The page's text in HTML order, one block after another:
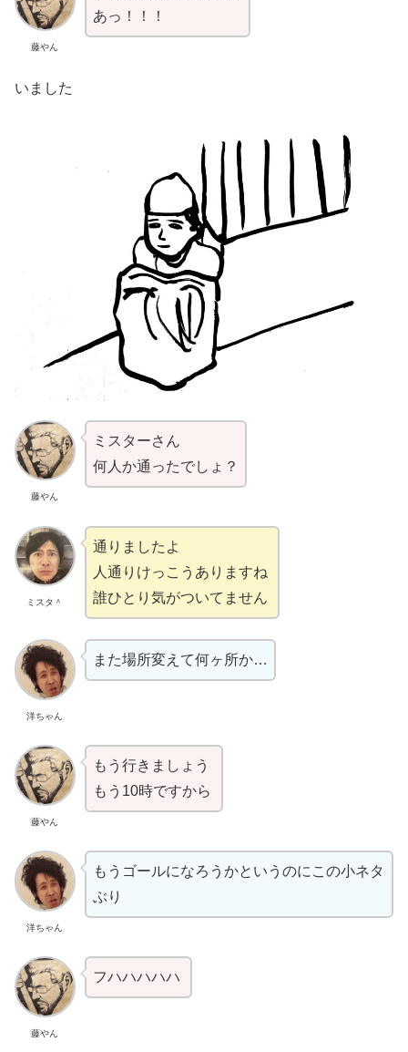
藤やん
あっ！！！
いました
藤やん
ミスターさん
何人か通ったでしょ？
ミスタ＾
通りましたよ
人通りけっこうありますね
誰ひとり気がついてません
洋ちゃん
また場所変えて何ヶ所か…
藤やん
もう行きましょう
もう10時ですから
洋ちゃん
もうゴールになろうかというのにこの小ネタ
ぶり
藤やん
フハハハハハ